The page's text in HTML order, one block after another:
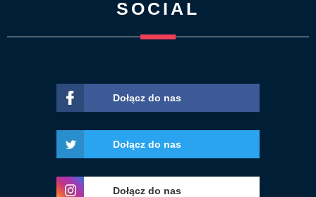
SOCIAL
Dołącz do nas
Dołącz do nas
Dołącz do nas